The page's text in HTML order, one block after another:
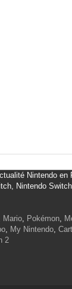
Nintendo en
Nintendo
Mario, Pokémon,
, My Nintendo,
2